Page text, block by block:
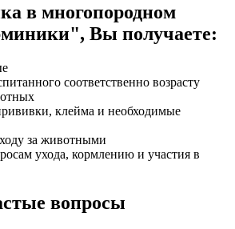
в многопородном
Вы получаете:
соответственно возрасту
клейма и необходимые
ухода, кормлению и участия в
вопросы